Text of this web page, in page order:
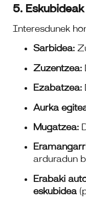
5. Eskubideak
Interesdunek
Sarbidea:
Zuzentzea:
Ezabatzea:
Aurka
Mugatzea:
arduradun
Erabaki
eskubidea